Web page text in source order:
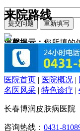
温馨提示：您所填的
来院路线
医院首页 | 医院概况 |
名医风采 | 特色诊疗 |
长春博润皮肤病医院
咨询热线： 0431-